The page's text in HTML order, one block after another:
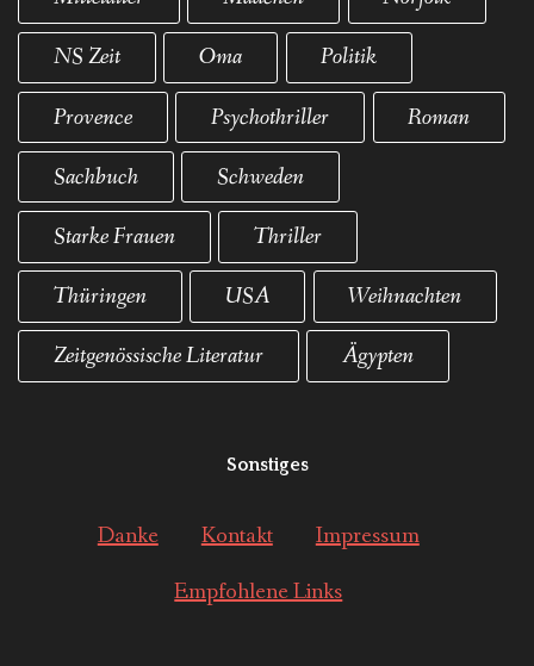
NS Zeit
Oma
Politik
Provence
Psychothriller
Roman
Sachbuch
Schweden
Starke Frauen
Thriller
Thüringen
USA
Weihnachten
Zeitgenössische Literatur
Ägypten
Sonstiges
Danke Kontakt
Impressum
Empfohlene Links